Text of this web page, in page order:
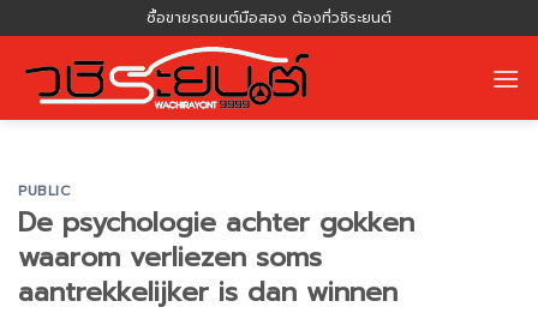
to
content
ซื้อขายรถยนต์มือสอง ต้องที่วชิระยนต์
PUBLIC
De psychologie achter gokken
waarom verliezen soms
aantrekkelijker is dan winnen